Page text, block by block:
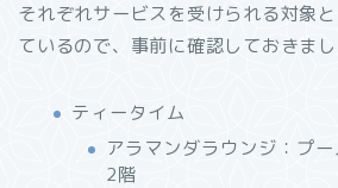
それぞれサービスを受けられる対象
ているので、事前に確認しておきまし
ティータイム
アラマンダラウンジ：プ
2階